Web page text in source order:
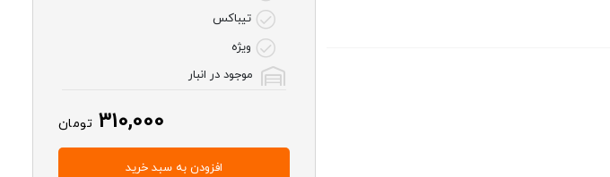
تیباکس
ویژه
موجود در انبار
310,000 تومان
افزودن به سبد خرید